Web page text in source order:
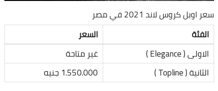
سعر اوبل كروس لاند 2021 في مصر
الفئة
السعر
الاولى ( Elegance )
غير متاحة
الثانية ( Topline )
1.550.000 جنيه